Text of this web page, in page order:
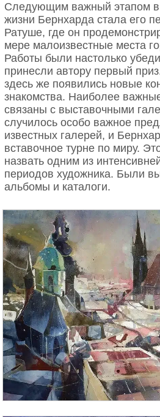
Следующим важный этапом в
жизни Бернхарда стала его
Ратуше, где он
мере малоизвестные места
Работы были настолько
принесли автору первый
здесь же появились новые
знакомства. Наиболее
связаны с выставочными
случилось особо важное
известных галерей, и
вставочное турне по миру.
назвать одним из
периодов художника. Были
альбомы и каталоги.